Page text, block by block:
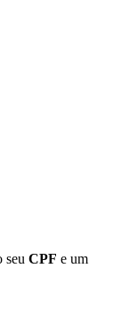
seu CPF e um